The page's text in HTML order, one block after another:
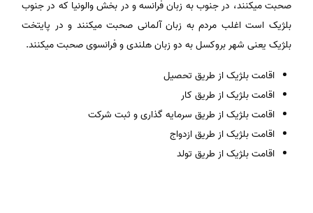
صحبت میکنند، در جنوب به زبان فرانسه و در بخش والونیا که در جنوب
بلژیک است اغلب مردم به زبان آلمانی صحبت میکنند و در پایتخت
بلژیک یعنی شهر بروکسل به دو زبان هلندی و فرانسوی صحبت میکنند.
اقامت بلژیک از طریق تحصیل
اقامت بلژیک از طریق کار
اقامت بلژیک از طریق سرمایه گذاری و ثبت شرکت
اقامت بلژیک از طریق ازدواج
اقامت بلژیک از طریق تولد